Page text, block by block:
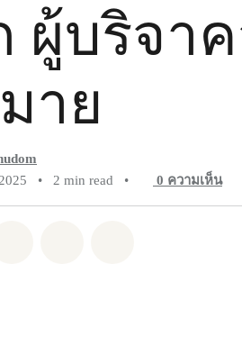
ผู้บริจา
าย
• 2 min read • 0 ความเห็น